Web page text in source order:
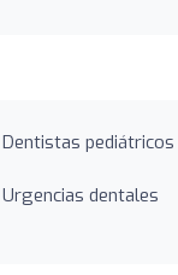
pediátricos
dentales